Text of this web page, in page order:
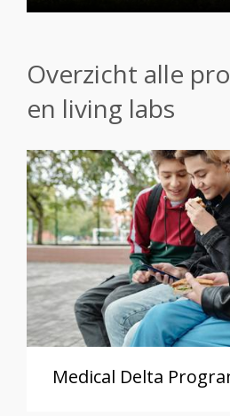
Overzicht alle
en living labs
Medical Delta